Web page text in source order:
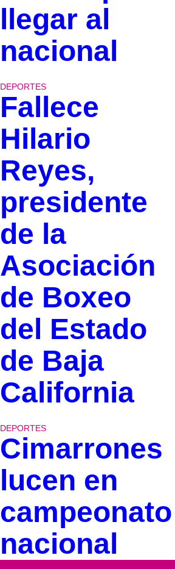
llegar al
nacional
DEPORTES
Fallece
Hilario
Reyes,
presidente
de la
Asociación
de Boxeo
del Estado
de Baja
California
DEPORTES
Cimarrones
lucen en
campeonato
nacional